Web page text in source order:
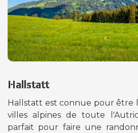
Hallstatt
Hallstatt est connue pour être
villes alpines de toute
parfait pour faire une